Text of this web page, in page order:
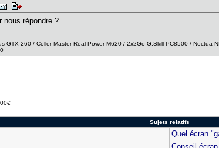
nous répondre ?
GTX 260 / Coller Master Real Power M620 / 2x2Go G.Skill PC8500 /
Sujets relatifs
Quel écran